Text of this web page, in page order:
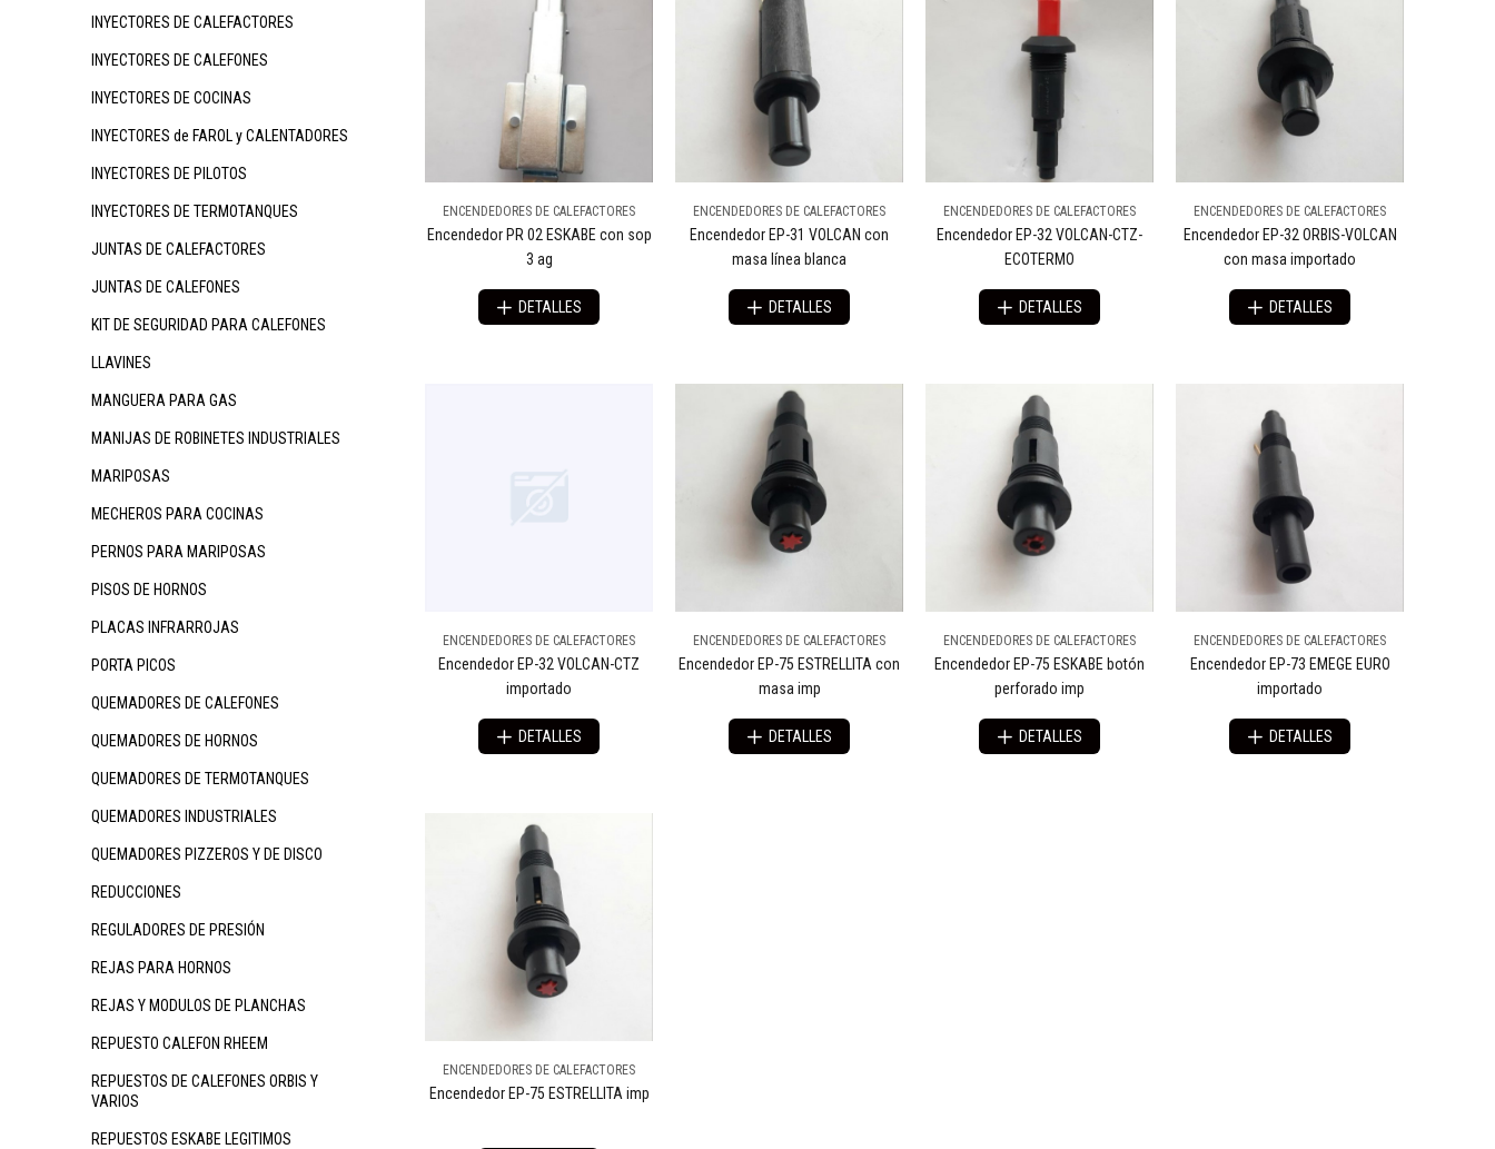
INYECTORES DE CALEFACTORES
INYECTORES DE CALEFONES
INYECTORES DE COCINAS
INYECTORES de FAROL y CALENTADORES
INYECTORES DE PILOTOS
INYECTORES DE TERMOTANQUES
JUNTAS DE CALEFACTORES
JUNTAS DE CALEFONES
KIT DE SEGURIDAD PARA CALEFONES
LLAVINES
MANGUERA PARA GAS
MANIJAS DE ROBINETES INDUSTRIALES
MARIPOSAS
MECHEROS PARA COCINAS
PERNOS PARA MARIPOSAS
PISOS DE HORNOS
PLACAS INFRARROJAS
PORTA PICOS
QUEMADORES DE CALEFONES
QUEMADORES DE HORNOS
QUEMADORES DE TERMOTANQUES
QUEMADORES INDUSTRIALES
QUEMADORES PIZZEROS Y DE DISCO
REDUCCIONES
REGULADORES DE PRESIÓN
REJAS PARA HORNOS
REJAS Y MODULOS DE PLANCHAS
REPUESTO CALEFON RHEEM
REPUESTOS DE CALEFONES ORBIS Y
VARIOS
REPUESTOS ESKABE LEGITIMOS
ENCENDEDORES DE CALEFACTORES
Encendedor PR 02 ESKABE con sop
3 ag
DETALLES
ENCENDEDORES DE CALEFACTORES
Encendedor EP-31 VOLCAN con
masa línea blanca
DETALLES
ENCENDEDORES DE CALEFACTORES
Encendedor EP-32 VOLCAN-CTZ-
ECOTERMO
DETALLES
ENCENDEDORES DE CALEFACTORES
Encendedor EP-32 ORBIS-VOLCAN
con masa importado
DETALLES
ENCENDEDORES DE CALEFACTORES
Encendedor EP-32 VOLCAN-CTZ
importado
DETALLES
ENCENDEDORES DE CALEFACTORES
Encendedor EP-75 ESTRELLITA con
masa imp
DETALLES
ENCENDEDORES DE CALEFACTORES
Encendedor EP-75 ESKABE botón
perforado imp
DETALLES
ENCENDEDORES DE CALEFACTORES
Encendedor EP-73 EMEGE EURO
importado
DETALLES
ENCENDEDORES DE CALEFACTORES
Encendedor EP-75 ESTRELLITA imp